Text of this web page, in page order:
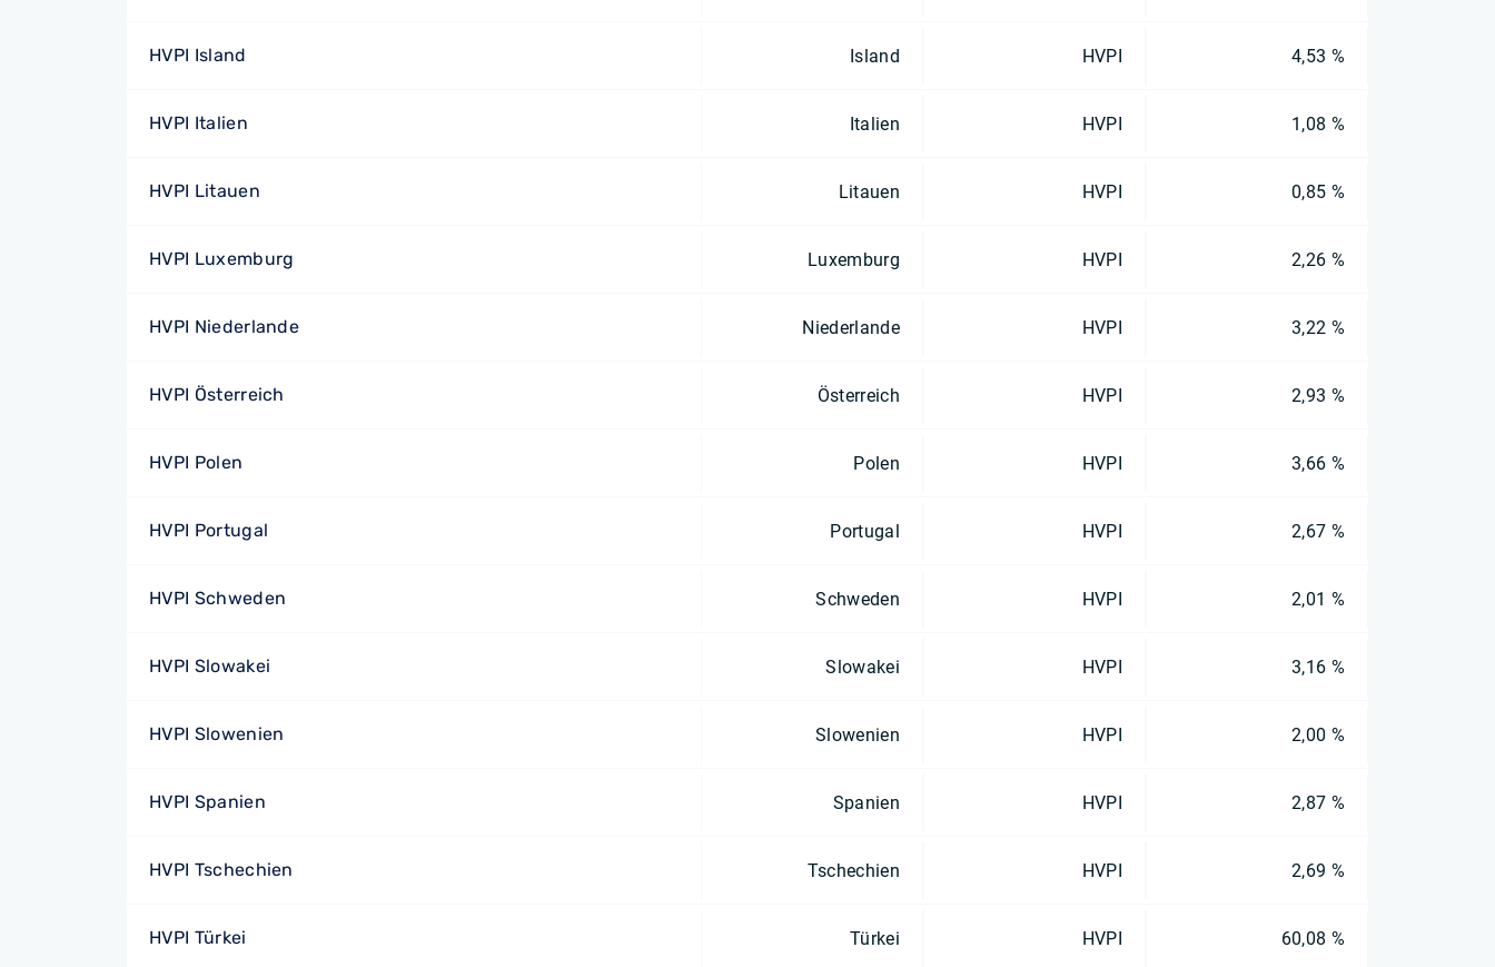
HVPI Island Island HVPI 4,53 %
HVPI Italien Italien HVPI 1,08 %
HVPI Litauen Litauen HVPI 0,85 %
HVPI Luxemburg Luxemburg HVPI 2,26 %
HVPI Niederlande Niederlande HVPI 3,22 %
HVPI Österreich Österreich HVPI 2,93 %
HVPI Polen Polen HVPI 3,66 %
HVPI Portugal Portugal HVPI 2,67 %
HVPI Schweden Schweden HVPI 2,01 %
HVPI Slowakei Slowakei HVPI 3,16 %
HVPI Slowenien Slowenien HVPI 2,00 %
HVPI Spanien Spanien HVPI 2,87 %
HVPI Tschechien Tschechien HVPI 2,69 %
HVPI Türkei Türkei HVPI 60,08 %